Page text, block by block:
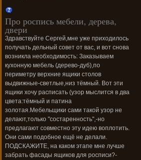
Про роспись мебели, дерева,
двери
Здравствуйте Сергей,мне уже приходилось
получать дельный совет от вас, и вот снова
возникла необходимость: Заказываем
кухонную мебель (дерево-дуб),по
периметру верхние ящики столов
выдвижные-светлые,низ тёмный. Вот эти
ящики хочу расписать (узор мыслится в два
цвета:тёмный и патина
золотая.Мебельщики сами такой узор не
делают,только "состаренность",-но
предлагают совместно эту идею воплотить.
Они сами подобное ещё не делали.
ПОДСКАЖИТЕ, на каком этапе мне лучше
забрать фасады ящиков для росписи?-